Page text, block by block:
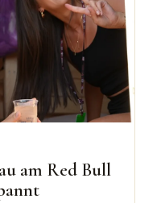
am Red Bull